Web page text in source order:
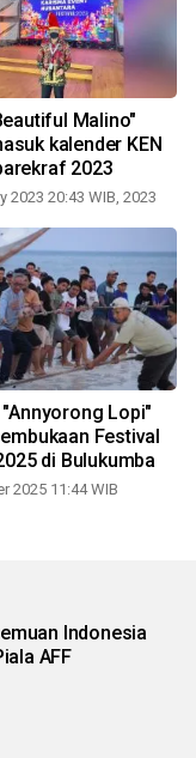
Malino"
kalender KEN
2023
2023 20:43 WIB, 2023
Lopi"
Festival
di Bulukumba
2025 11:44 WIB
Indonesia
AFF